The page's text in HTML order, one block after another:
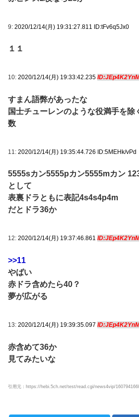
9: 2020/12/14(月) 19:31:27.811 ID:tFv6q5Jx0
１１
10: 2020/12/14(月) 19:33:42.235
すまん語弊があったな
国士チューレンのような役満手を除
数
11: 2020/12/14(月) 19:35:44.726 ID:5MEHk/vPd
5555sカン5555pカン5555mカン
として
表裏ドラともに表記4s4s4p4m
だとドラ36か
12: 2020/12/14(月) 19:37:46.861
>>11
やばい
赤ドラ含めたら40？
夢が広がる
13: 2020/12/14(月) 19:39:35.097
赤含めて36か
見てみたいな
引用元：https://hebi.5ch.net/test/read.cgi/news4vip/